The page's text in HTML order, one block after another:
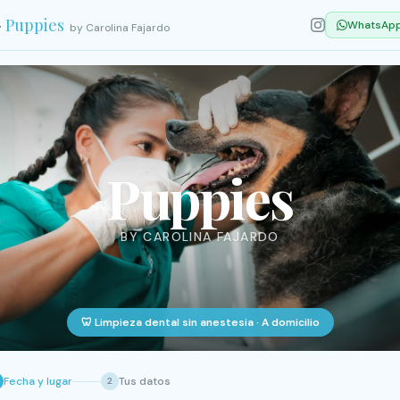
Puppies by Carolina Fajardo
Puppies
BY CAROLINA FAJARDO
🦷 Limpieza dental sin anestesia · A domicilio
Fecha y lugar 2 Tus datos